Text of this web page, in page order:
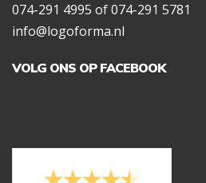
074-291 4995 of 074-291 5781
info@logoforma.nl
VOLG ONS OP FACEBOOK